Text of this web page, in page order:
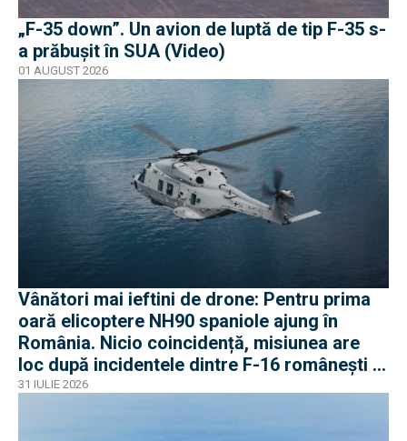
„F-35 down”. Un avion de luptă de tip F-35 s-
a prăbușit în SUA (Video)
01 AUGUST 2026
Vânători mai ieftini de drone: Pentru prima
oară elicoptere NH90 spaniole ajung în
România. Nicio coincidență, misiunea are
loc după incidentele dintre F-16 românești și
dronele ruse
31 IULIE 2026